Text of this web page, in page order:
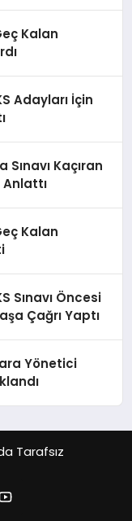
Kalan
Adayları İçin
Sınavı Kaçıran
Kalan
Sınavı Öncesi
Çağrı Yaptı
Yönetici
Tarafsız